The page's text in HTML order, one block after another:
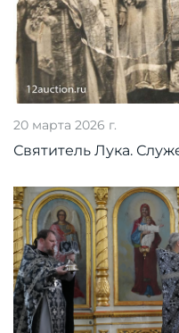
20 марта 2026 г.
Святитель Лука.